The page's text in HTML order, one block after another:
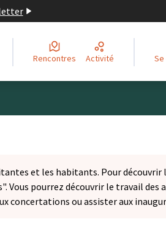
Rencontres Activité
et les habitants. Pour découvrir
pourrez découvrir le travail des
concertations ou assister aux